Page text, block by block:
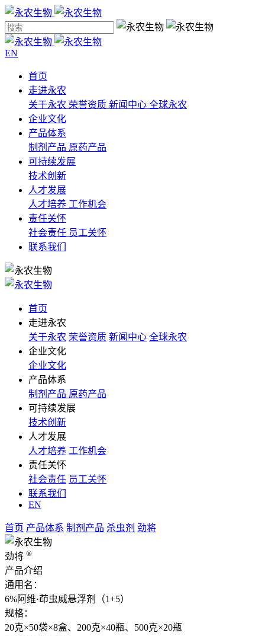
EN
首页
走进永农
关于永农 荣誉资质 新闻中心 全球永农
企业文化
产品体系
制剂产品 原药产品
可持续发展
技术创新
人才发展
人才培养 工作机会
责任关怀
社会责任 员工关怀
联系我们
首页
走进永农
关于永农 荣誉资质 新闻中心 全球永农
企业文化
企业文化
产品体系
制剂产品 原药产品
可持续发展
技术创新
人才发展
人才培养 工作机会
责任关怀
社会责任 员工关怀
联系我们
EN
首页 产品体系 制剂产品 杀虫剂 劲将
劲将 ®
产品介绍
通用名：
6%阿维·茚虫威悬浮剂（1+5）
规格：
20克×50袋×8盒、200克×40瓶、500克×20瓶